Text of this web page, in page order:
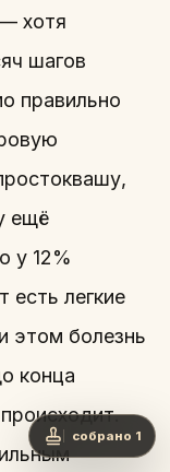
хотя
шагов
правильно
ещё
у 12%
легкие
этом болезнь
конца
собрано 1